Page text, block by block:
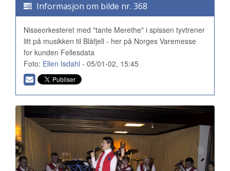
Informasjon om bilde nr. 368
Nisseorkesteret med "tante Merethe" i spissen tyvtrener
litt på musikken til Blåfjell - her på Norges Varemesse
for kunden Fellesdata
Foto: Ellen Isdahl - 05/01-02, 15:45